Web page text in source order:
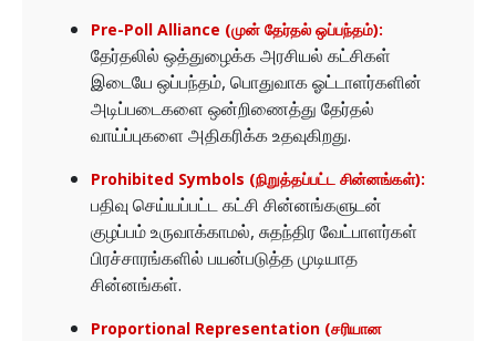
Pre-Poll Alliance (முன் தேர்தல் ஒப்பந்தம்):
தேர்தலில் ஒத்துழைக்க அரசியல் கட்சிகள்
இடையே ஒப்பந்தம், பொதுவாக ஓட்டாளர்களின்
அடிப்படைகளை ஒன்றிணைத்து தேர்தல்
வாய்ப்புகளை அதிகரிக்க உதவுகிறது.
Prohibited Symbols (நிறுத்தப்பட்ட சின்னங்கள்):
பதிவு செய்யப்பட்ட கட்சி சின்னங்களுடன்
குழப்பம் உருவாக்காமல், சுதந்திர வேட்பாளர்கள்
பிரச்சாரங்களில் பயன்படுத்த முடியாத
சின்னங்கள்.
Proportional Representation (சரியான